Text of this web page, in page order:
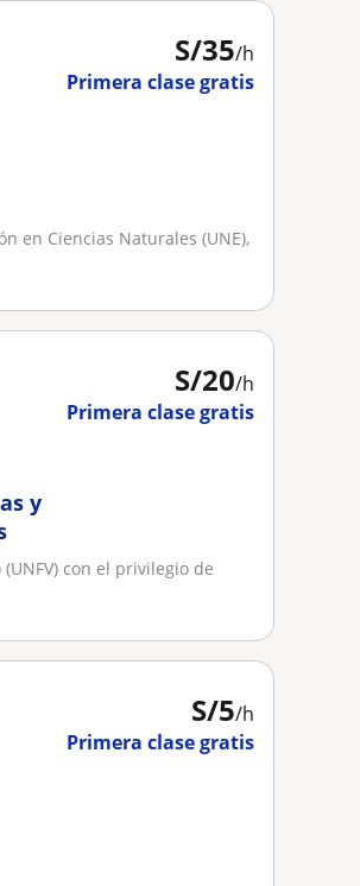
S/35/h
Primera clase gratis
en Ciencias Naturales (UNE),
S/20/h
Primera clase gratis
y
con el privilegio de
S/5/h
Primera clase gratis